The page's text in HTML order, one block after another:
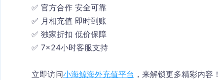
✅ 官方合作 安全可靠
✅ 月相充值 即时到账
✅ 独家折扣 低价保障
✅ 7×24小时客服支持
立即访问小海鲸海外充值平台 ，来解锁更多精彩内容！